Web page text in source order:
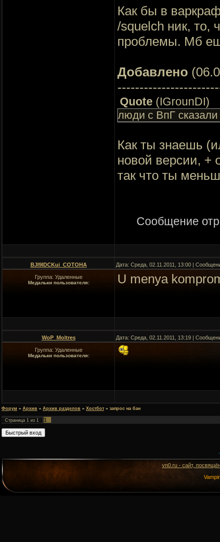
Как бы в
/squelch ник, то,
проблемы. Мб
Добавлено
Quote (IGrounDI)
люди с ВпГ
Как ты знаешь
новой версии, +
так что ты
Сообщение
BJI9IDCKui_COTOHA Дата: Среда, 02.11.2011, 13:00 |
Группа: Удаленные
Медальки пользователя: U menya
WoP_Moltres Дата: Среда, 02.11.2011, 13:19 |
Группа: Удаленные
Медальки пользователя:
Форум » Архив » Архив разделов » Хостбот » запрос на бан
Страница 1 из 1 1
vn0.ru - сайт,